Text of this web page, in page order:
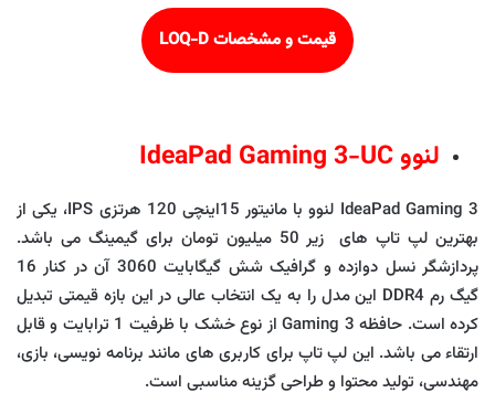
قیمت و مشخصاتLOQ-D
لنوو IdeaPad Gaming 3-UC
IdeaPad Gaming 3 لنوو با مانیتور 15اینچی 120 هرتزی IPS، یکی از
بهترین لپ تاپ های زیر 50 میلیون تومان برای گیمینگ می باشد.
پردازشگر نسل دوازده و گرافیک شش گیگابایت 3060 آن در کنار 16
گیگ رم DDR4 این مدل را به یک انتخاب عالی در این بازه قیمتی تبدیل
کرده است. حافظه Gaming 3 از نوع خشک با ظرفیت 1 ترابایت و قابل
ارتقاء می باشد. این لپ تاپ برای کاربری های مانند برنامه نویسی، بازی،
مهندسی، تولید محتوا و طراحی گزینه مناسبی است.